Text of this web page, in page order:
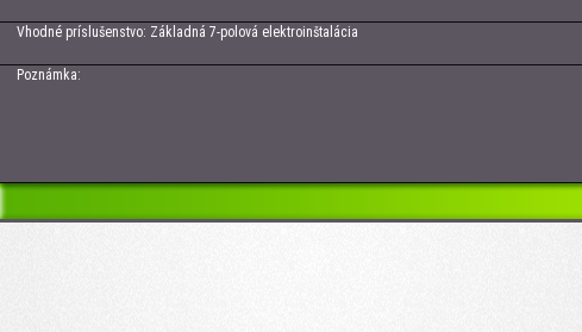
Vhodné príslušenstvo: Základná 7-polová elektroinštalácia
Poznámka: